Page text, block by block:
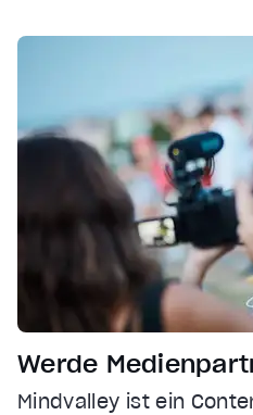
Werde
Mindvalley ist ein